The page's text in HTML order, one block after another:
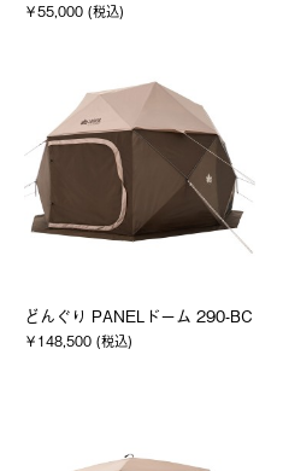
￥55,000 (税込)
どんぐり PANELドーム 290-BC
￥148,500 (税込)